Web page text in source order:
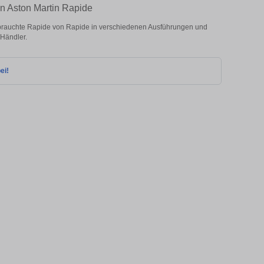
Aston Martin Rapide
Rapide von Rapide in verschiedenen Ausführungen und